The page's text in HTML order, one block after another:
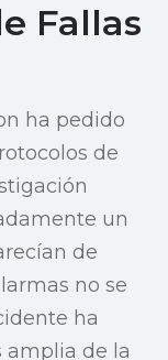
Fallas
ha pedido
de
un
de
no se
ha
amplia de la